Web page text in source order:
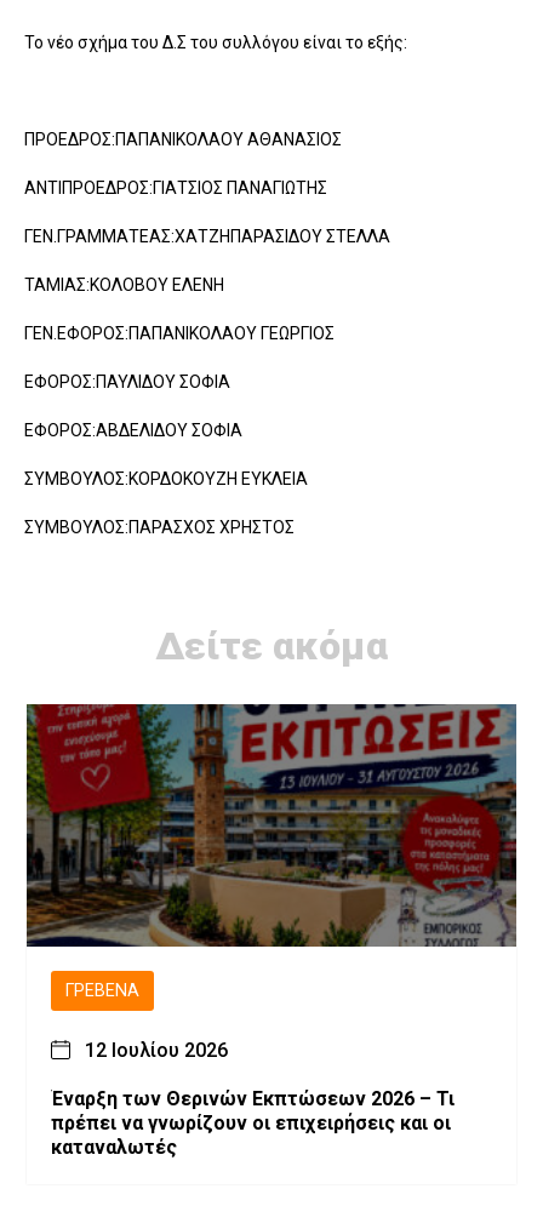
Το νέο σχήμα του Δ.Σ του συλλόγου είναι το εξής:
ΠΡΟΕΔΡΟΣ:ΠΑΠΑΝΙΚΟΛΑΟΥ ΑΘΑΝΑΣΙΟΣ
ΑΝΤΙΠΡΟΕΔΡΟΣ:ΓΙΑΤΣΙΟΣ ΠΑΝΑΓΙΩΤΗΣ
ΓΕΝ.ΓΡΑΜΜΑΤΕΑΣ:ΧΑΤΖΗΠΑΡΑΣΙΔΟΥ ΣΤΕΛΛΑ
ΤΑΜΙΑΣ:ΚΟΛΟΒΟΥ ΕΛΕΝΗ
ΓΕΝ.ΕΦΟΡΟΣ:ΠΑΠΑΝΙΚΟΛΑΟΥ ΓΕΩΡΓΙΟΣ
ΕΦΟΡΟΣ:ΠΑΥΛΙΔΟΥ ΣΟΦΙΑ
ΕΦΟΡΟΣ:ΑΒΔΕΛΙΔΟΥ ΣΟΦΙΑ
ΣΥΜΒΟΥΛΟΣ:ΚΟΡΔΟΚΟΥΖΗ ΕΥΚΛΕΙΑ
ΣΥΜΒΟΥΛΟΣ:ΠΑΡΑΣΧΟΣ ΧΡΗΣΤΟΣ
Δείτε ακόμα
ΓΡΕΒΕΝΆ
12 Ιουλίου 2026
Έναρξη των Θερινών Εκπτώσεων 2026 – Τι
πρέπει να γνωρίζουν οι επιχειρήσεις και οι
καταναλωτές